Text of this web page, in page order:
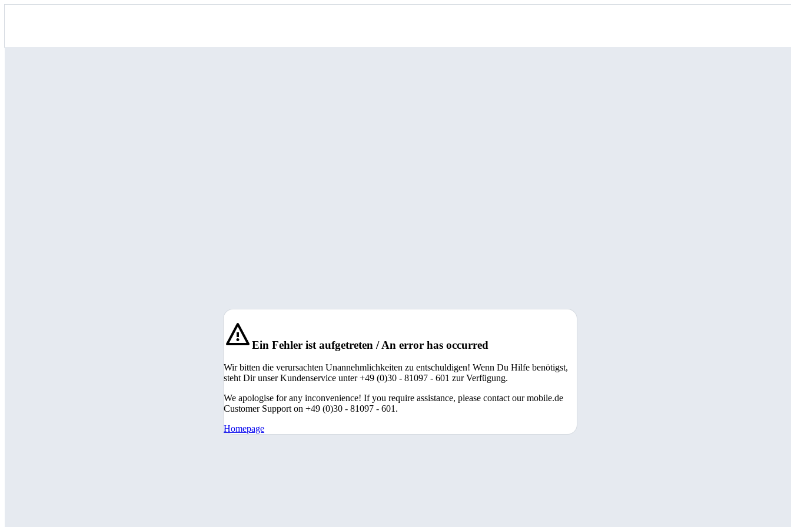
Ein Fehler ist aufgetreten / An error has occurred
Wir bitten die verursachten Unannehmlichkeiten zu entschuldigen! Wenn Du Hilfe benötigst,
steht Dir unser Kundenservice unter +49 (0)30 - 81097 - 601 zur Verfügung.
We apologise for any inconvenience! If you require assistance, please contact our mobile.de
Customer Support on +49 (0)30 - 81097 - 601.
Homepage